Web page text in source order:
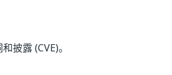
披露 (CVE)。